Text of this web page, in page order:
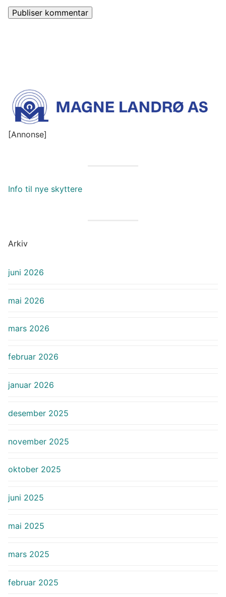
[Annonse]
Info til nye skyttere
Arkiv
juni 2026
mai 2026
mars 2026
februar 2026
januar 2026
desember 2025
november 2025
oktober 2025
juni 2025
mai 2025
mars 2025
februar 2025